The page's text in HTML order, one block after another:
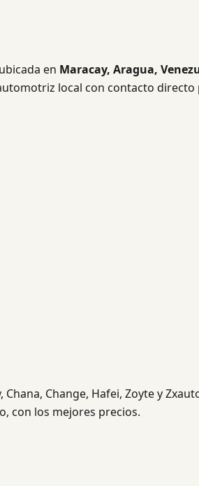
ubicada en Maracay, Aragua,
local con contacto
Change, Hafei, Zoyte y
con los mejores precios.